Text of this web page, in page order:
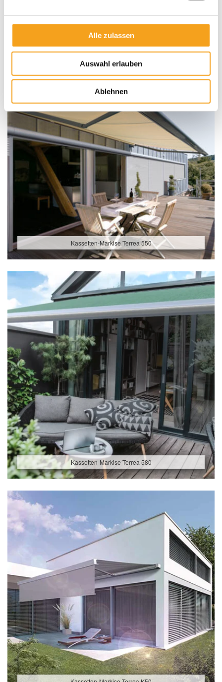
Alle zulassen
Auswahl erlauben
Ablehnen
Halbgeschlossene Gelenkarm-Markise Terrea H60
Kassetten-Markise Terrea 550
Kassetten-Markise Terrea 580